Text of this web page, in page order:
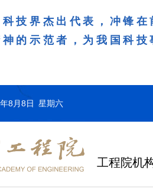
技界杰出代表，冲锋
的示范者，为我国科技
8月8日 星期六
工程院机